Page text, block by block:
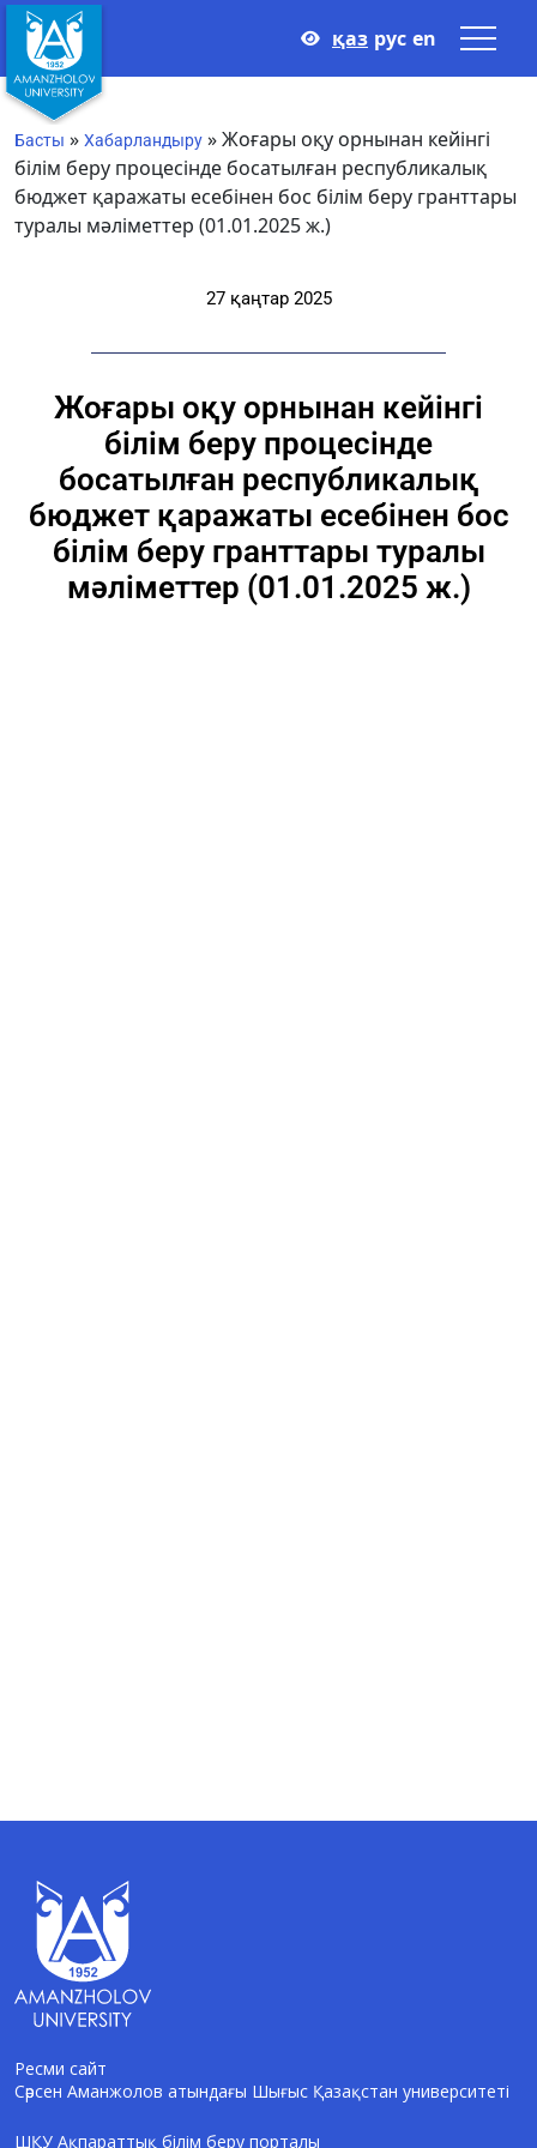
қаз рус en
Басты » Хабарландыру »Жоғары оқу орнынан кейінгі
білім беру процесінде босатылған республикалық
бюджет қаражаты есебінен бос білім беру гранттары
туралы мәліметтер (01.01.2025 ж.)
27 қаңтар 2025
Жоғары оқу орнынан кейінгі
білім беру процесінде
босатылған республикалық
бюджет қаражаты есебінен бос
білім беру гранттары туралы
мәліметтер (01.01.2025 ж.)
Ресми сайт
Сәрсен Аманжолов атындағы Шығыс Қазақстан университеті
ШҚУ Ақпараттық білім беру порталы
AI-Talapker